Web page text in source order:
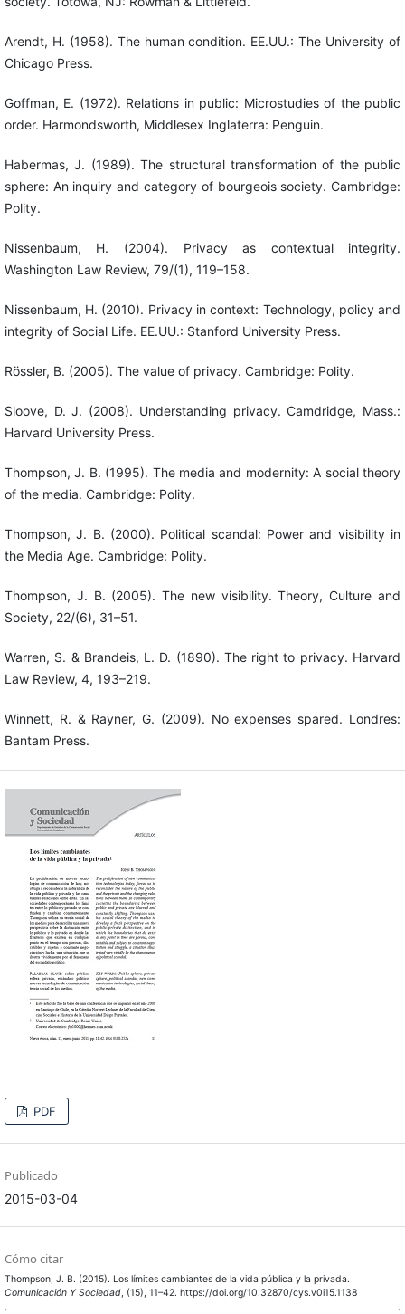
Arendt, H. (1958). The human condition. EE.UU.: The University of
Chicago Press.
Goffman, E. (1972). Relations in public: Microstudies of the public
order. Harmondsworth, Middlesex Inglaterra: Penguin.
Habermas, J. (1989). The structural transformation of the public
sphere: An inquiry and category of bourgeois society. Cambridge:
Polity.
Nissenbaum, H. (2004). Privacy as contextual integrity.
Washington Law Review, 79/(1), 119–158.
Nissenbaum, H. (2010). Privacy in context: Technology, policy and
integrity of Social Life. EE.UU.: Stanford University Press.
Rössler, B. (2005). The value of privacy. Cambridge: Polity.
Sloove, D. J. (2008). Understanding privacy. Camdridge, Mass.:
Harvard University Press.
Thompson, J. B. (1995). The media and modernity: A social theory
of the media. Cambridge: Polity.
Thompson, J. B. (2000). Political scandal: Power and visibility in
the Media Age. Cambridge: Polity.
Thompson, J. B. (2005). The new visibility. Theory, Culture and
Society, 22/(6), 31–51.
Warren, S. & Brandeis, L. D. (1890). The right to privacy. Harvard
Law Review, 4, 193–219.
Winnett, R. & Rayner, G. (2009). No expenses spared. Londres:
Bantam Press.
PDF
Publicado
2015-03-04
Cómo citar
Thompson, J. B. (2015). Los límites cambiantes de la vida pública y la privada.
Comunicación Y Sociedad, (15), 11–42. https://doi.org/10.32870/cys.v0i15.1138